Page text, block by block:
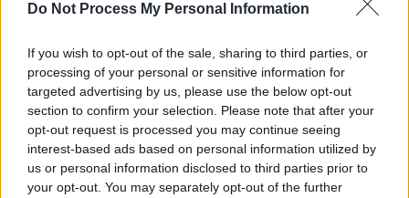
Do Not Process My Personal Information
If you wish to opt-out of the sale, sharing to third parties, or
processing of your personal or sensitive information for
targeted advertising by us, please use the below opt-out
section to confirm your selection. Please note that after your
opt-out request is processed you may continue seeing
interest-based ads based on personal information utilized by
us or personal information disclosed to third parties prior to
your opt-out. You may separately opt-out of the further
Χρήματα (Pixabay)
Προσθέστε το ΕΘΝΟΣ στη Google